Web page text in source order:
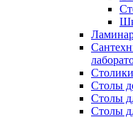
Столы
Столы
Столы